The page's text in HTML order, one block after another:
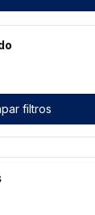
filtros